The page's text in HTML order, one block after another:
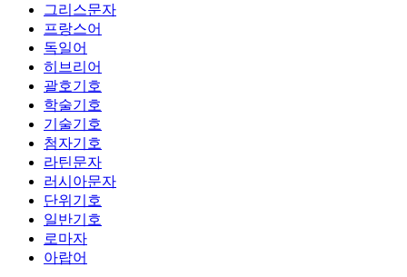
그리스문자
프랑스어
독일어
히브리어
괄호기호
학술기호
기술기호
첨자기호
라틴문자
러시아문자
단위기호
일반기호
로마자
아랍어